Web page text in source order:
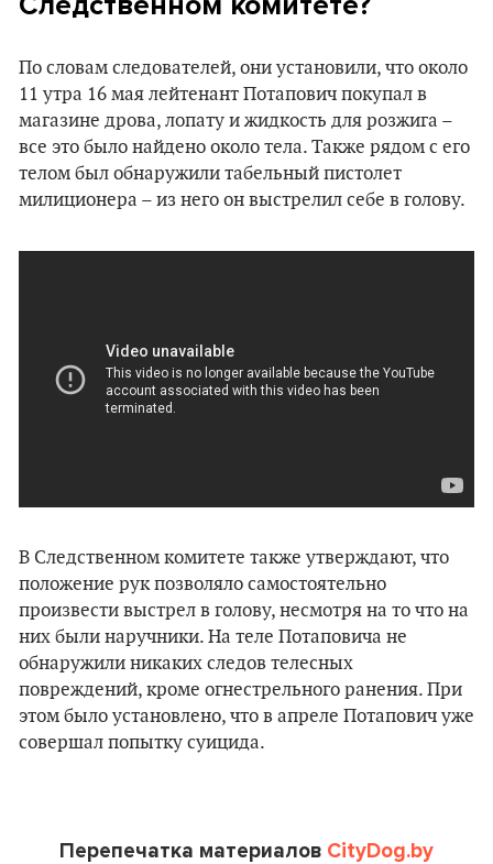
По словам следователей, они установили, что около
11 утра 16 мая лейтенант Потапович покупал в
магазине дрова, лопату и жидкость для розжига –
все это было найдено около тела. Также рядом с его
телом был обнаружили табельный пистолет
милиционера – из него он выстрелил себе в голову.
В Следственном комитете также утверждают, что
положение рук позволяло самостоятельно
произвести выстрел в голову, несмотря на то что на
них были наручники. На теле Потаповича не
обнаружили никаких следов телесных
повреждений, кроме огнестрельного ранения. При
этом было установлено, что в апреле Потапович уже
совершал попытку суицида.
Перепечатка материалов CityDog.by